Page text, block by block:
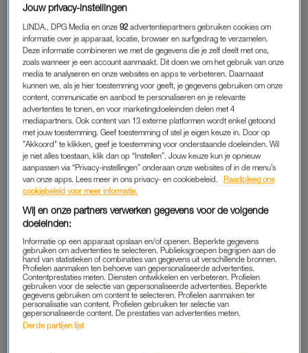
KIM UIT ‘MAFS’
Hoe ze dat gedaan heeft? ‘Meer bewegen en gezonder eten,
maar vooral minder gaan eten qua porties’, licht ze toe in een
reactie.
Kim gaf begin dit jaar haar jawoord aan Antoine. Maar tijdens
de huwelijksreis krijgen de twee al ergernissen.
Jouw privacy-instellingen
LINDA., DPG Media en onze92 advertentiepartners gebruiken cookies om
informatie over je apparaat, locatie, browser en surfgedrag te verzamelen.
Deze informatie combineren we met de gegevens die je zelf deelt met ons,
zoals wanneer je een account aanmaakt. Dit doen we om het gebruik van onze
media te analyseren en onze websites en apps te verbeteren. Daarnaast
kunnen we, als je hier toestemming voor geeft, je gegevens gebruiken om onze
content, communicatie en aanbod te personaliseren en je relevante
advertenties te tonen, en voor marketingdoeleinden delen met 4
mediapartners. Ook content van 13 externe platformen wordt enkel getoond
met jouw toestemming. Geef toestemming of stel je eigen keuze in. Door op
"Akkoord" te klikken, geef je toestemming voor onderstaande doeleinden. Wil
je niet alles toestaan, klik dan op “Instellen”. Jouw keuze kun je opnieuw
aanpassen via “Privacy-instellingen” onderaan onze websites of in de menu’s
van onze apps. Lees meer in ons privacy- en cookiebeleid.
Raadpleeg ons
cookiebeleid voor meer informatie.
Wij en onze partners verwerken gegevens voor de volgende
doeleinden:
Informatie op een apparaat opslaan en/of openen. Beperkte gegevens
gebruiken om advertenties te selecteren. Publieksgroepen begrijpen aan de
hand van statistieken of combinaties van gegevens uit verschillende bronnen.
Profielen aanmaken ten behoeve van gepersonaliseerde advertenties.
Contentprestaties meten. Diensten ontwikkelen en verbeteren. Profielen
gebruiken voor de selectie van gepersonaliseerde advertenties. Beperkte
gegevens gebruiken om content te selecteren. Profielen aanmaken ter
personalisatie van content. Profielen gebruiken ter selectie van
gepersonaliseerde content. De prestaties van advertenties meten.
Derde partijen lijst